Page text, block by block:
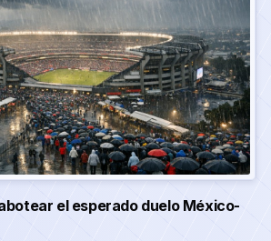
el esperado duelo México-